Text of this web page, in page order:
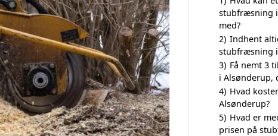
stubfræsning
med?
2) Indhent
stubfræsning
3) Få nemt 3
i Alsønderup,
4) Hvad
Alsønderup?
5) Hvad er
prisen på